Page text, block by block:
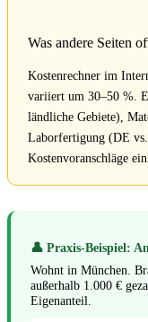
Was andere Seiten
Kostenrechner im
variiert um 30–50 %.
ländliche Gebiete),
Laborfertigung (DE
Kostenvoranschläge
👤 Praxis-Beispiel:
Wohnt in München.
außerhalb 1.000 €
Eigenanteil.